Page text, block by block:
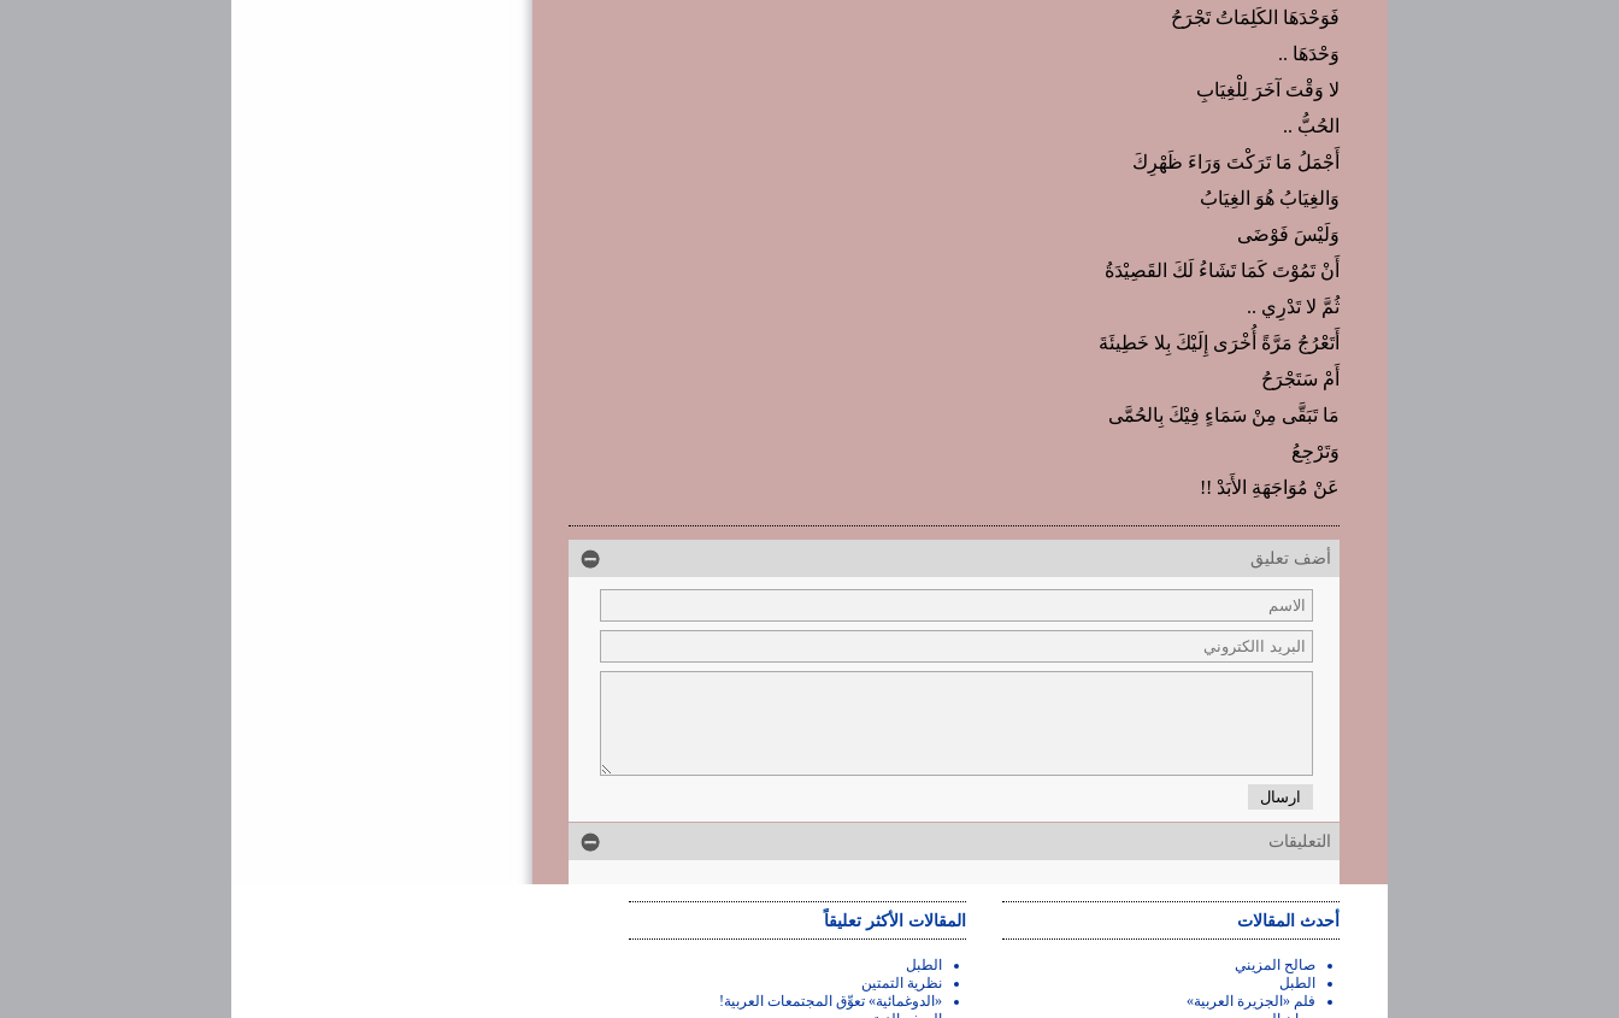
فَوَحْدَهَا الكَلِمَاتُ تَجْرَحُ
وَحْدَهَا ..
لا وَقْتَ آخَرَ لِلْغِيَابِ
الحُبُّ ..
أَجْمَلُ مَا تَرَكْتَ وَرَاءَ ظَهْرِكَ
وَالغِيَابُ هُوَ الغِيَابُ
وَلَيْسَ فَوْضَى
أَنْ تَمُوْتَ كَمَا تَشَاءُ لَكَ القَصِيْدَةُ
ثُمَّ لا تَدْرِي ..
أَتَعْرُجُ مَرَّةً أُخْرَى إِلَيْكَ بِلا خَطِيئَةَ
أَمْ سَتَجْرَحُ
مَا تَبَقَّى مِنْ سَمَاءٍ فِيْكَ بِالحُمَّى
وَتَرْجِعُ
عَنْ مُوَاجَهَةِ الأَبَدْ !!
أضف تعليق
ارسال
التعليقات
أحدث المقالات
صالح المزيني
الطبل
فلم «الجزيرة العربية»
المقالات الأكثر تعليقاً
الطبل
نظرية التمتين
«الدوغمائية» تعوِّق المجتمعات العربية!